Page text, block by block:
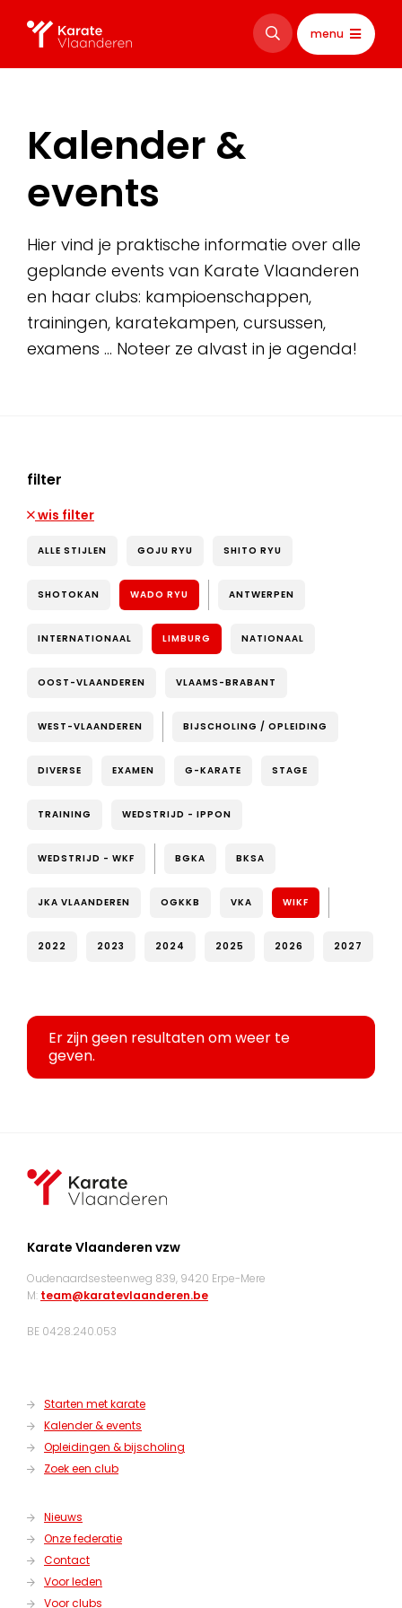
menu
Kalender &
events
Hier vind je praktische informatie over alle
geplande events van Karate Vlaanderen
en haar clubs: kampioenschappen,
trainingen, karatekampen, cursussen,
examens … Noteer ze alvast in je agenda!
filter
wis filter
ALLE STIJLEN GOJU RYU SHITO RYU
SHOTOKAN WADO RYU ANTWERPEN
INTERNATIONAAL LIMBURG NATIONAAL
OOST-VLAANDEREN VLAAMS-BRABANT
WEST-VLAANDEREN BIJSCHOLING / OPLEIDING
DIVERSE EXAMEN G-KARATE STAGE
TRAINING WEDSTRIJD - IPPON
WEDSTRIJD - WKF BGKA BKSA
JKA VLAANDEREN OGKKB VKA WIKF
2022 2023 2024 2025 2026 2027
Er zijn geen resultaten om weer te
geven.
Karate Vlaanderen vzw
Oudenaardsesteenweg 839, 9420 Erpe-Mere
M: team@karatevlaanderen.be
BE 0428.240.053
Starten met karate
Kalender & events
Opleidingen & bijscholing
Zoek een club
Nieuws
Onze federatie
Contact
Voor leden
Voor clubs